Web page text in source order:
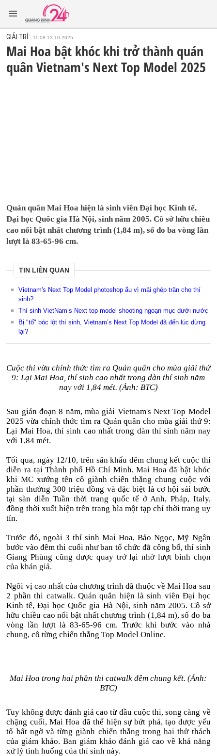
GIẢI TRÍ 11:08 13-10-2025
Mai Hoa bật khóc khi trở thành quán
quân Vietnam's Next Top Model 2025
Quán quân Mai Hoa hiện là sinh viên Đại học Kinh tế,
Đại học Quốc gia Hà Nội, sinh năm 2005. Cô sở hữu chiều
cao nổi bật nhất chương trình (1,84 m), số đo ba vòng lần
lượt là 83-65-96 cm.
TIN LIÊN QUAN
Vietnam's Next Top Model photoshop ẩu vì mải ghép trăn cho thí
sinh?
Thí sinh VietNam’s Next top model shooting ngoạn mục dưới nước
Bị "tố" bóc lột thí sinh, Vietnam’s Next Top Model đã đến lúc dừng
lại?
Cuộc thi vừa chính thức tìm ra Quán quân cho mùa giải thứ
9: Lại Mai Hoa, thí sinh cao nhất trong dàn thí sinh năm
nay với 1,84 mét. (Ảnh: BTC)
Sau gián đoạn 8 năm, mùa giải Vietnam's Next Top Model
2025 vừa chính thức tìm ra Quán quân cho mùa giải thứ 9:
Lại Mai Hoa, thí sinh cao nhất trong dàn thí sinh năm nay
với 1,84 mét.
Tối qua, ngày 12/10, trên sân khấu đêm chung kết cuộc thi
diễn ra tại Thành phố Hồ Chí Minh, Mai Hoa đã bật khóc
khi MC xướng tên cô giành chiến thắng chung cuộc với
phần thưởng 300 triệu đồng và đặc biệt là cơ hội sải bước
tại sàn diễn Tuần thời trang quốc tế ở Anh, Pháp, Italy,
đồng thời xuất hiện trên trang bìa một tạp chí thời trang uy
tín.
Trước đó, ngoài 3 thí sinh Mai Hoa, Bảo Ngọc, Mỹ Ngân
bước vào đêm thi cuối như ban tổ chức đã công bố, thí sinh
Giang Phùng cũng được quay trở lại nhờ lượt bình chọn
của khán giả.
Ngôi vị cao nhất của chương trình đã thuộc về Mai Hoa sau
2 phần thi catwalk. Quán quân hiện là sinh viên Đại học
Kinh tế, Đại học Quốc gia Hà Nội, sinh năm 2005. Cô sở
hữu chiều cao nổi bật nhất chương trình (1,84 m), số đo ba
vòng lần lượt là 83-65-96 cm. Trước khi bước vào nhà
chung, cô từng chiến thắng Top Model Online.
Mai Hoa trong hai phần thi catwalk đêm chung kết. (Ảnh:
BTC)
Tuy không được đánh giá cao từ đầu cuộc thi, song càng về
chặng cuối, Mai Hoa đã thể hiện sự bứt phá, tạo được yếu
tố bất ngờ và từng giành chiến thắng trong hai thử thách
của giám khảo. Ban giám khảo đánh giá cao về khả năng
xử lý tình huống của thí sinh này.